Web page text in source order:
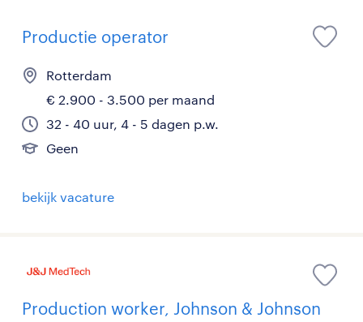
Productie operator
Rotterdam
€ 2.900 - 3.500 per maand
32 - 40 uur, 4 - 5 dagen p.w.
Geen
bekijk vacature
Production worker, Johnson & Johnson